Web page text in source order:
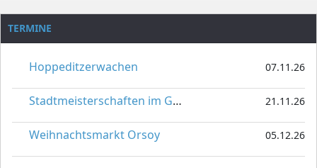
TERMINE
Hoppeditzerwachen 07.11.26
Stadtmeisterschaften im Gardetanz 21.11.26
Weihnachtsmarkt Orsoy 05.12.26